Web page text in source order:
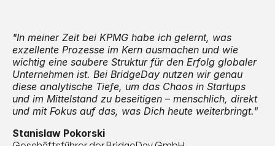
"In meiner Zeit bei KPMG habe ich gelernt, was
exzellente Prozesse im Kern ausmachen und wie
wichtig eine saubere Struktur für den Erfolg globaler
Unternehmen ist. Bei BridgeDay nutzen wir genau
diese analytische Tiefe, um das Chaos in Startups
und im Mittelstand zu beseitigen – menschlich, direkt
und mit Fokus auf das, was Dich heute weiterbringt."
Stanislaw Pokorski